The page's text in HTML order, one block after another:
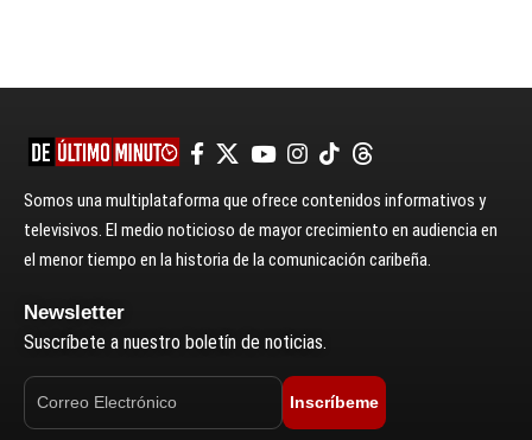
Somos una multiplataforma que ofrece contenidos informativos y
televisivos. El medio noticioso de mayor crecimiento en audiencia en
el menor tiempo en la historia de la comunicación caribeña.
Newsletter
Suscríbete a nuestro boletín de noticias.
Inscríbeme